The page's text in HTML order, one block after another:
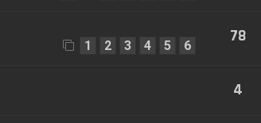
1 2 3 4 5 6 78
4